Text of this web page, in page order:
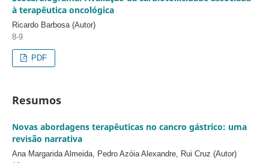
à terapêutica oncológica
Ricardo Barbosa (Autor)
8-9
PDF
Resumos
Novas abordagens terapêuticas no cancro gástrico: uma
revisão narrativa
Ana Margarida Almeida, Pedro Azóia Alexandre, Rui Cruz (Autor)